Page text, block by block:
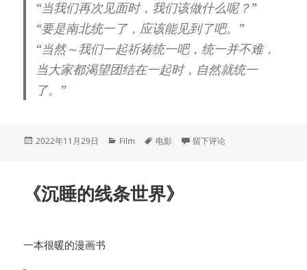
“当我们再次见面时，我们该做什么呢？”
“要是南北统一了，应该能见到了吧。”
“当然～我们一起祈祷统一吧，统一并不难，
当大家都渴望团结在一起时，自然就统一
了。”
发
2022年11月29日
分
Film
标
电影 于《6/45》
留下评论
《沉睡的线条世界》
一本很暖的漫画书